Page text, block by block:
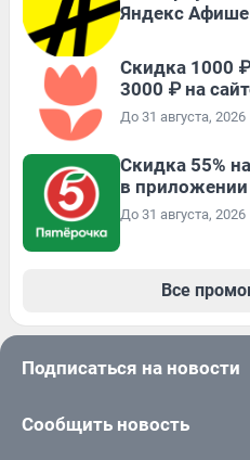
Яндекс Афише
Скидка 1000
3000 ₽ на
До 31 августа, 2026
Скидка 55%
в
До 31 августа, 2026
Все
Подписаться на новости
Сообщить новость